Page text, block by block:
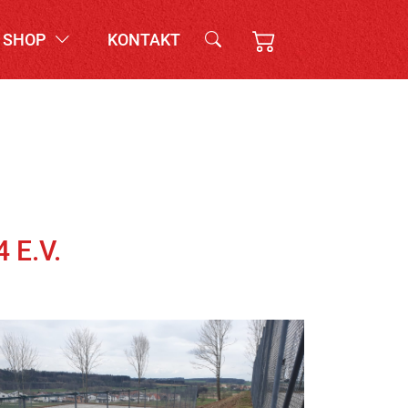
SHOP KONTAKT
E.V.